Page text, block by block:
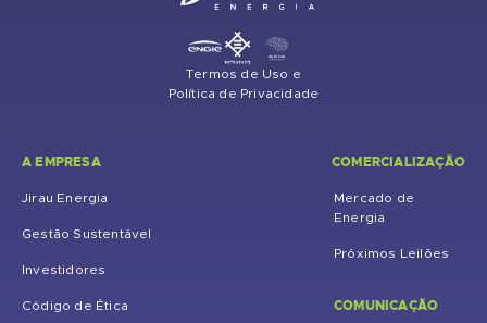
Termos de Uso e
Política de Privacidade
A EMPRESA
Jirau Energia
Gestão Sustentável
Investidores
Código de Ética
COMERCIALIZAÇÃO
Mercado de
Energia
Próximos Leilões
COMUNICAÇÃO